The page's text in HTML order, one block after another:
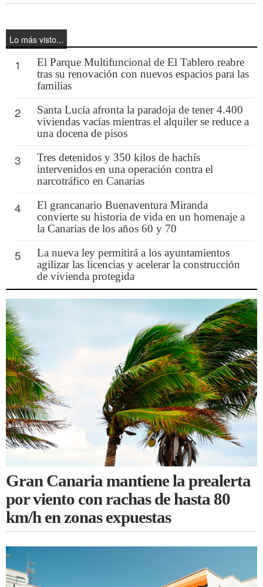
Lo más visto...
1
El Parque Multifuncional de El Tablero reabre
tras su renovación con nuevos espacios para las
familias
2
Santa Lucía afronta la paradoja de tener 4.400
viviendas vacías mientras el alquiler se reduce a
una docena de pisos
3
Tres detenidos y 350 kilos de hachís
intervenidos en una operación contra el
narcotráfico en Canarias
4
El grancanario Buenaventura Miranda
convierte su historia de vida en un homenaje a
la Canarias de los años 60 y 70
5
La nueva ley permitirá a los ayuntamientos
agilizar las licencias y acelerar la construcción
de vivienda protegida
Gran Canaria mantiene la prealerta
por viento con rachas de hasta 80
km/h en zonas expuestas